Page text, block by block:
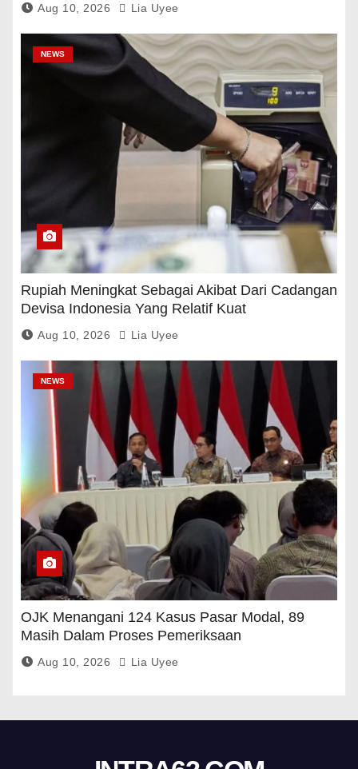
Aug 10, 2026 Lia Uyee
NEWS
Rupiah Meningkat Sebagai Akibat Dari Cadangan
Devisa Indonesia Yang Relatif Kuat
Aug 10, 2026 Lia Uyee
NEWS
OJK Menangani 124 Kasus Pasar Modal, 89
Masih Dalam Proses Pemeriksaan
Aug 10, 2026 Lia Uyee